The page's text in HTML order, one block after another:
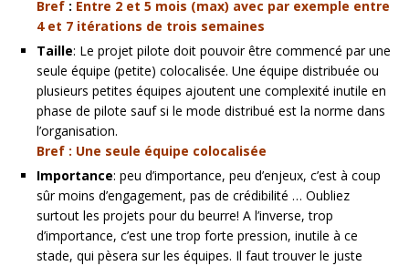
Bref : Entre 2 et 5 mois (max) avec par exemple entre
4 et 7 itérations de trois semaines
Taille: Le projet pilote doit pouvoir être commencé par une
seule équipe (petite) colocalisée. Une équipe distribuée ou
plusieurs petites équipes ajoutent une complexité inutile en
phase de pilote sauf si le mode distribué est la norme dans
l’organisation.
Bref : Une seule équipe colocalisée
Importance: peu d’importance, peu d’enjeux, c’est à coup
sûr moins d’engagement, pas de crédibilité … Oubliez
surtout les projets pour du beurre! A l’inverse, trop
d’importance, c’est une trop forte pression, inutile à ce
stade, qui pèsera sur les équipes. Il faut trouver le juste